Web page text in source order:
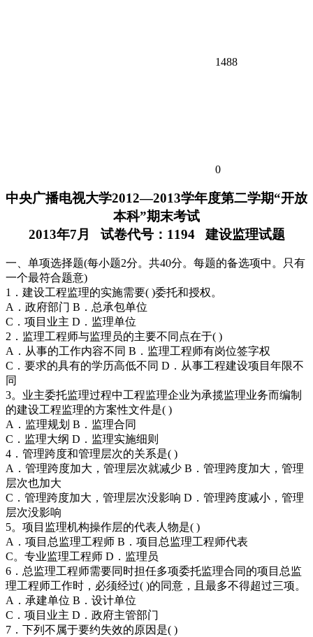
1488
0
中央广播电视大学2012—2013学年度第二学期“开放
本科”期末考试
2013年7月 试卷代号：1194 建设监理试题
一、单项选择题(每小题2分。共40分。每题的备选项中。只有
一个最符合题意)
1．建设工程监理的实施需要( )委托和授权。
A．政府部门 B．总承包单位
C．项目业主 D．监理单位
2．监理工程师与监理员的主要不同点在于( )
A．从事的工作内容不同 B．监理工程师有岗位签字权
C．要求的具有的学历高低不同 D．从事工程建设项目年限不
同
3。业主委托监理过程中工程监理企业为承揽监理业务而编制
的建设工程监理的方案性文件是( )
A．监理规划 B．监理合同
C．监理大纲 D．监理实施细则
4．管理跨度和管理层次的关系是( )
A．管理跨度加大，管理层次就减少 B．管理跨度加大，管理
层次也加大
C．管理跨度加大，管理层次没影响 D．管理跨度减小，管理
层次没影响
5。项目监理机构操作层的代表人物是( )
A．项目总监理工程师 B．项目总监理工程师代表
C。专业监理工程师 D．监理员
6．总监理工程师需要同时担任多项委托监理合同的项目总监
理工程师工作时，必须经过( )的同意，且最多不得超过三项。
A．承建单位 B．设计单位
C．项目业主 D．政府主管部门
7．下列不属于要约失效的原因是( )